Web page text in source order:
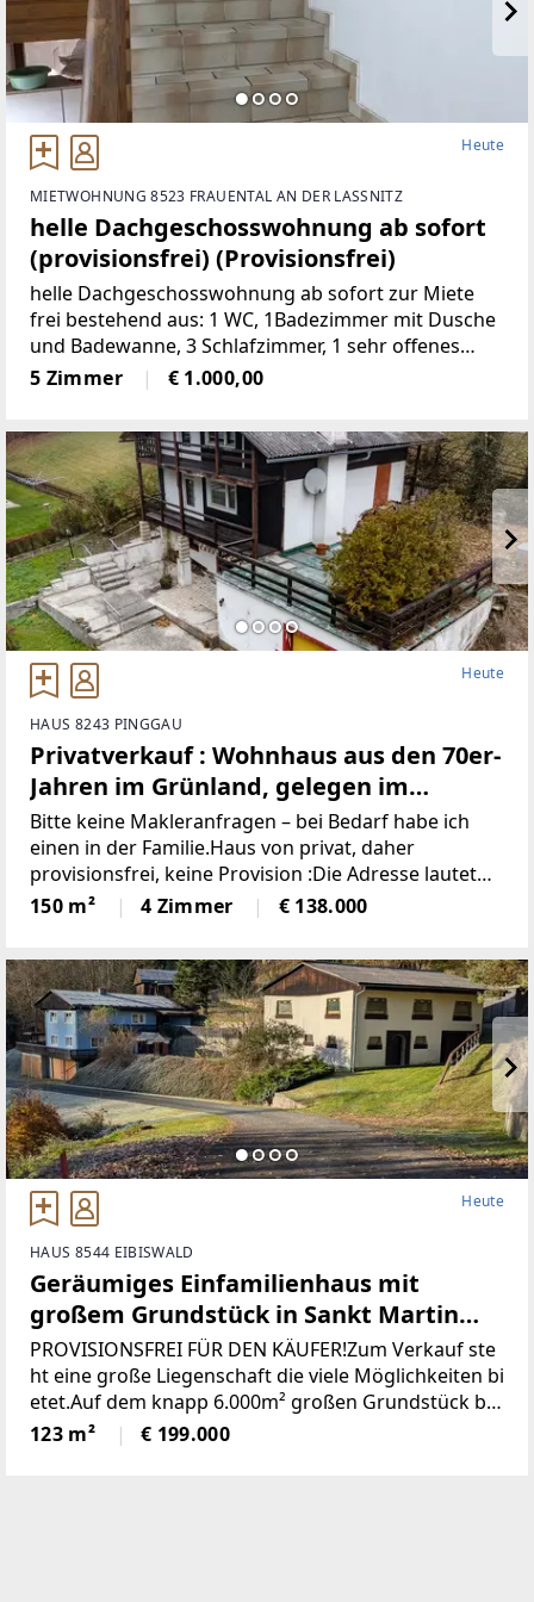
Heute
MIETWOHNUNG 8523 FRAUENTAL AN DER LASSNITZ
helle Dachgeschosswohnung ab sofort
(provisionsfrei) (Provisionsfrei)
helle Dachgeschosswohnung ab sofort zur Miete
frei bestehend aus: 1 WC, 1Badezimmer mit Dusche
und Badewanne, 3 Schlafzimmer, 1 sehr offenes
Wohnzimmermit Balkon und Kachelofen, 1 voll
möbelierte Küche, 1 Abstellraum,
5 Zimmer € 1.000,00
Heute
HAUS 8243 PINGGAU
Privatverkauf : Wohnhaus aus den 70er-
Jahren im Grünland, gelegen im
idyllischen Wechselgebiet
(Provisionsfrei)
Bitte keine Makleranfragen – bei Bedarf habe ich
einen in der Familie.Haus von privat, daher
provisionsfrei, keine Provision :Die Adresse lautet
“8243 Pinggau, Wiesenhöf 43“. Achtung : in
manchen Navis(auch
150 m² 4 Zimmer € 138.000
Heute
HAUS 8544 EIBISWALD
Geräumiges Einfamilienhaus mit
großem Grundstück in Sankt Martin
(Provisionsfrei)
PROVISIONSFREI FÜR DEN KÄUFER!Zum Verkauf ste
ht eine große Liegenschaft die viele Möglichkeiten bi
etet.Auf dem knapp 6.000m² großen Grundstück be
findet sich ein Wohngebäude bestehend aus derzeit
zwei getrennten Wohnungen, einem großen zweist
123 m² € 199.000